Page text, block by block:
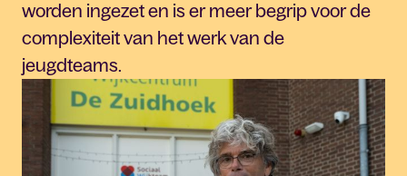
worden ingezet en is er meer begrip voor de
complexiteit van het werk van de
jeugdteams.